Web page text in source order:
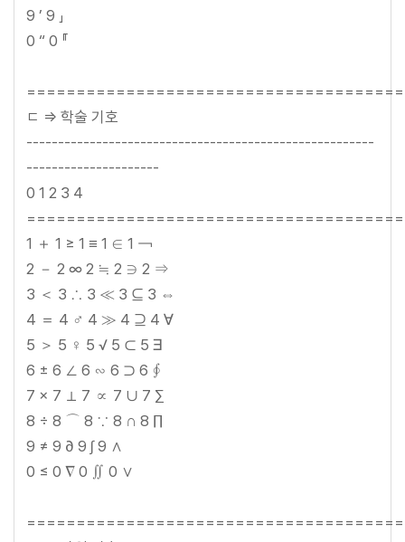
9 ’ 9 」
0 “ 0 『
ㄷ => 학술 기호
-------------------------------------------------------
---------------------
0 1 2 3 4
1 ＋ 1 ≥ 1 ≡ 1 ∈ 1 ￢
2 － 2 ∞ 2 ≒ 2 ∋ 2 ⇒
3 ＜ 3 ∴ 3 ≪ 3 ⊆ 3 ⇔
4 ＝ 4 ♂ 4 ≫ 4 ⊇ 4 ∀
5 ＞ 5 ♀ 5 √ 5 ⊂ 5 ∃
6 ± 6 ∠ 6 ∽ 6 ⊃ 6 ∮
7 × 7 ⊥ 7 ∝ 7 ∪ 7 ∑
8 ÷ 8 ⌒ 8 ∵ 8 ∩ 8 ∏
9 ≠ 9 ∂ 9 ∫ 9 ∧
0 ≤ 0 ∇ 0 ∬ 0 ∨